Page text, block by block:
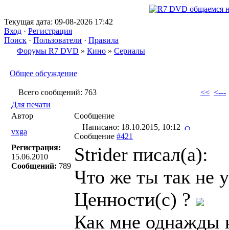
Текущая дата: 09-08-2026 17:42
Вход · Регистрация
Поиск · Пользователи · Правила
Форумы R7 DVD » Кино » Сериалы
Общее обсуждение
Всего сообщений: 763 << <---
Для печати
Автор
Сообщение
vxga
Написано: 18.10.2015, 10:12
Сообщение #421
Регистрация:
15.06.2010
Сообщений: 789
Strider писал(a):
Что же ты так не
Ценности(с) ?
Как мне однажды